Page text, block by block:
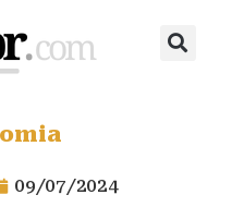
09/07/2024